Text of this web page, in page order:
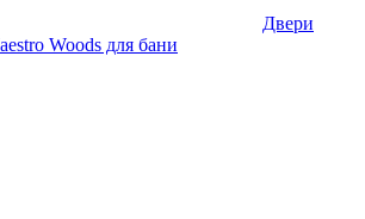
Двери
Woods для бани